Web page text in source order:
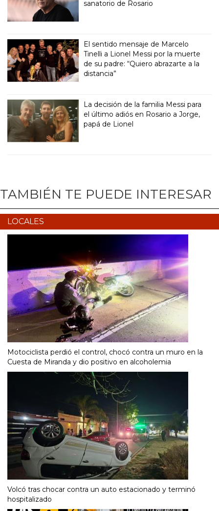
sanatorio de Rosario
El sentido mensaje de Marcelo
Tinelli a Lionel Messi por la muerte
de su padre: “Quiero abrazarte a la
distancia”
La decisión de la familia Messi para
el último adiós en Rosario a Jorge,
papá de Lionel
TAMBIÉN TE PUEDE INTERESAR
LOCALES
Motociclista perdió el control, chocó contra un muro en la
Cuesta de Miranda y dio positivo en alcoholemia
Volcó tras chocar contra un auto estacionado y terminó
hospitalizado